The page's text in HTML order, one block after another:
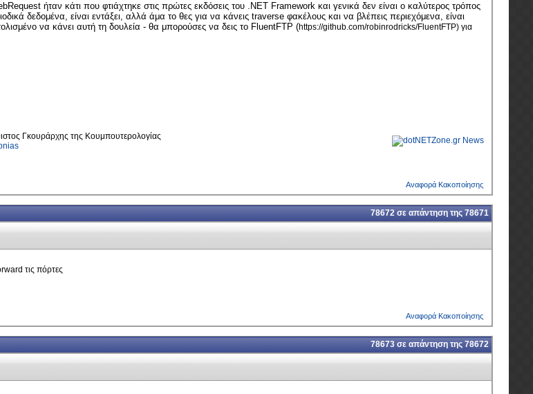
ήταν κάτι που φτιάχτηκε στις πρώτες εκδόσεις του .NET Framework και γενικά δεν είναι ο καλύτερος τρόπος
δεδομένα, είναι εντάξει, αλλά άμα το θες για να κάνεις traverse φακέλους και να βλέπεις περιεχόμενα, είναι
να κάνει αυτή τη δουλεία - θα μπορούσες να δεις το FluentFTP (https://github.com/robinrodricks/FluentFTP) για
Γκουράρχης της Κουμπουτερολογίας
Αναφορά Κακοποίησης
78672 σε απάντηση της 78671
τις πόρτες
Αναφορά Κακοποίησης
78673 σε απάντηση της 78672